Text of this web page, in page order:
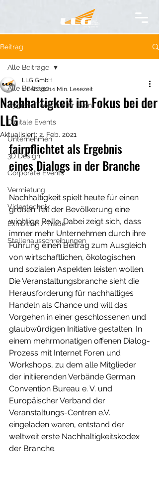
Beitrag
Alle Beiträge
Hygiene Tools für Ihr Event
Digitale Events
Unternehmen
3D Design
Corporate Events
Vermietung
Videotechnik
Exhibition / Trade
Stellenausschreibungen
Alle Beiträge
Nachhaltigkeit im Fokus bei der
LLG
LLG GmbH
1. Feb. 20211 Min. Lesezeit
Aktualisiert: 2. Feb. 2021
fairpflichtet als Ergebnis
eines Dialogs in der Branche
Nachhaltigkeit spielt heute für einen
großen Teil der Bevölkerung eine
wichtige Rolle. Dabei zeigt sich, dass
immer mehr Unternehmen durch ihre
Führung einen Beitrag zum Ausgleich
von wirtschaftlichen, ökologischen
und sozialen Aspekten leisten wollen.
Die Veranstaltungsbranche sieht die
Herausforderung für nachhaltiges
Handeln als Chance und will das
Vorgehen in einer geschlossenen und
glaubwürdigen Initiative gestalten. In
einem mehrmonatigen offenen Dialog-
Prozess mit Internet Foren und
Workshops, zu dem alle Mitglieder
der initiierenden Verbände German
Convention Bureau e. V. und
Europäischer Verband der
Veranstaltungs-Centren e.V.
eingeladen waren, entstand der
weltweit erste Nachhaltigkeitskodex
der Branche.